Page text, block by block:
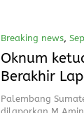
ce
b
o
o
o
d
o
Breaking news,
Oknum
Berakhir
Palembang